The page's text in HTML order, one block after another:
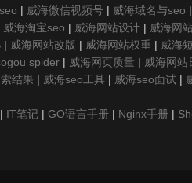
| 威海微信视频号 | 威海域名与seo |
威海淘宝seo | 威海网站设计 | 威海网
| 威海网站改版 | 威海网站权重 | 威海
spider | 威海网页质量 | 威海网站
结果 | 威海seo工具 | 威海seo面试 |
| IT笔记 | GO语言手册 | Nginx手册 |